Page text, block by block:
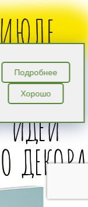
Подробнее
Хорошо